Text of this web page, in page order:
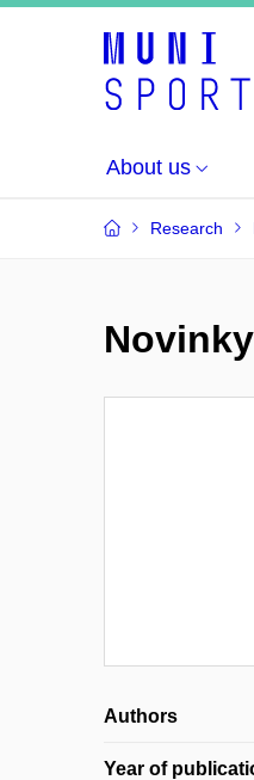
About us
Research
Authors
Year of